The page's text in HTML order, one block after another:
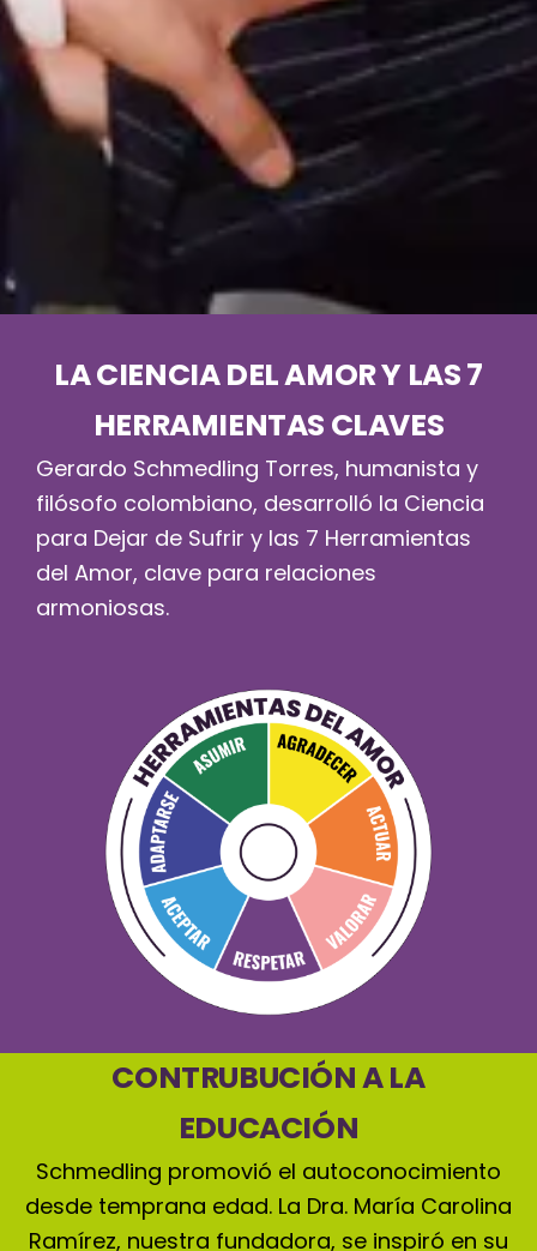
LA CIENCIA DEL AMOR Y LAS 7
HERRAMIENTAS CLAVES
Gerardo Schmedling Torres, humanista y
filósofo colombiano, desarrolló la Ciencia
para Dejar de Sufrir y las 7 Herramientas
del Amor, clave para relaciones
armoniosas.
CONTRUBUCIÓN A LA
EDUCACIÓN
Schmedling promovió el autoconocimiento
desde temprana edad. La Dra. María Carolina
Ramírez, nuestra fundadora, se inspiró en su